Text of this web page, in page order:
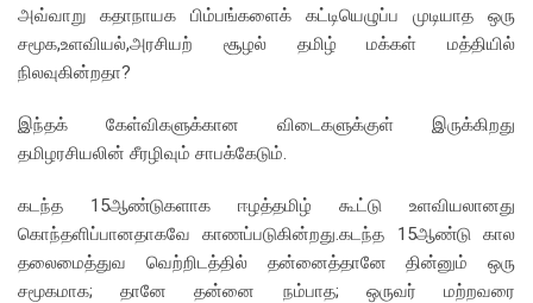
அவ்வாறு கதாநாயக பிம்பங்களைக் கட்டியெழுப்ப முடியாத ஒரு
சமூக,உளவியல்,அரசியற் சூழல் தமிழ் மக்கள் மத்தியில்
நிலவுகின்றதா?
இந்தக் கேள்விகளுக்கான விடைகளுக்குள் இருக்கிறது
தமிழரசியலின் சீரழிவும் சாபக்கேடும்.
கடந்த 15ஆண்டுகளாக ஈழத்தமிழ் கூட்டு உளவியலானது
கொந்தளிப்பானதாகவே காணப்படுகின்றது.கடந்த 15ஆண்டு கால
தலைமைத்துவ வெற்றிடத்தில் தன்னைத்தானே தின்னும் ஒரு
சமூகமாக; தானே தன்னை நம்பாத; ஒருவர் மற்றவரை